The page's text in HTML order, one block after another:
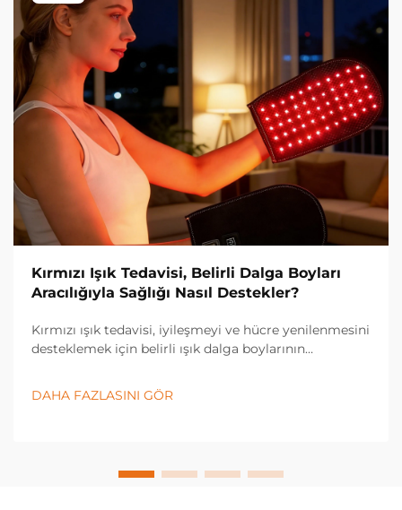
Kırmızı Işık Tedavisi, Belirli Dalga Boyları
Aracılığıyla Sağlığı Nasıl Destekler?
Kırmızı ışık tedavisi, iyileşmeyi ve hücre yenilenmesini
desteklemek için belirli ışık dalga boylarının
teknolojisi olarak öne çıkmıştır. Bu yenilikçi tedavi
yöntemi, kırmızı ve yakın...
DAHA FAZLASINI GÖR